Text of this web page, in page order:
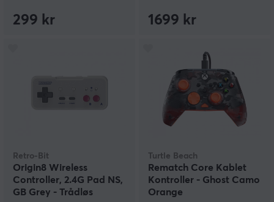
299 kr 1699 kr
Retro-Bit
Origin8 Wireless
Controller, 2.4G Pad NS,
GB Grey - Trådløs
Turtle Beach
Rematch Core Kablet
Kontroller - Ghost Camo
Orange